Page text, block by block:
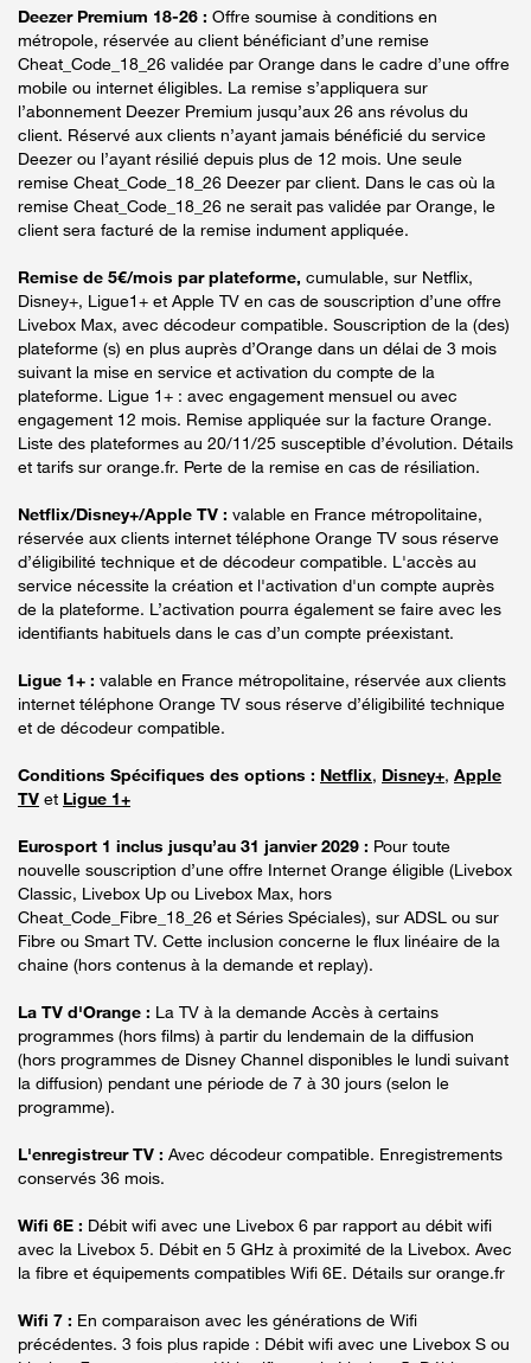
Deezer Premium 18-26 : Offre soumise à conditions en
métropole, réservée au client bénéficiant d’une remise
Cheat_Code_18_26 validée par Orange dans le cadre d’une offre
mobile ou internet éligibles. La remise s’appliquera sur
l’abonnement Deezer Premium jusqu’aux 26 ans révolus du
client. Réservé aux clients n’ayant jamais bénéficié du service
Deezer ou l’ayant résilié depuis plus de 12 mois. Une seule
remise Cheat_Code_18_26 Deezer par client. Dans le cas où la
remise Cheat_Code_18_26 ne serait pas validée par Orange, le
client sera facturé de la remise indument appliquée.
Remise de 5€/mois par plateforme, cumulable, sur Netflix,
Disney+, Ligue1+ et Apple TV en cas de souscription d’une offre
Livebox Max, avec décodeur compatible. Souscription de la (des)
plateforme (s) en plus auprès d’Orange dans un délai de 3 mois
suivant la mise en service et activation du compte de la
plateforme. Ligue 1+ : avec engagement mensuel ou avec
engagement 12 mois. Remise appliquée sur la facture Orange.
Liste des plateformes au 20/11/25 susceptible d’évolution. Détails
et tarifs sur orange.fr. Perte de la remise en cas de résiliation.
Netflix/Disney+/Apple TV : valable en France métropolitaine,
réservée aux clients internet téléphone Orange TV sous réserve
d’éligibilité technique et de décodeur compatible. L'accès au
service nécessite la création et l'activation d'un compte auprès
de la plateforme. L’activation pourra également se faire avec les
identifiants habituels dans le cas d’un compte préexistant.
Ligue 1+ : valable en France métropolitaine, réservée aux clients
internet téléphone Orange TV sous réserve d’éligibilité technique
et de décodeur compatible.
Conditions Spécifiques des options : Netflix, Disney+, Apple
TV et Ligue 1+
Eurosport 1 inclus jusqu’au 31 janvier 2029 : Pour toute
nouvelle souscription d’une offre Internet Orange éligible (Livebox
Classic, Livebox Up ou Livebox Max, hors
Cheat_Code_Fibre_18_26 et Séries Spéciales), sur ADSL ou sur
Fibre ou Smart TV. Cette inclusion concerne le flux linéaire de la
chaine (hors contenus à la demande et replay).
La TV d'Orange : La TV à la demande Accès à certains
programmes (hors films) à partir du lendemain de la diffusion
(hors programmes de Disney Channel disponibles le lundi suivant
la diffusion) pendant une période de 7 à 30 jours (selon le
programme).
L'enregistreur TV : Avec décodeur compatible. Enregistrements
conservés 36 mois.
Wifi 6E : Débit wifi avec une Livebox 6 par rapport au débit wifi
avec la Livebox 5. Débit en 5 GHz à proximité de la Livebox. Avec
la fibre et équipements compatibles Wifi 6E. Détails sur orange.fr
Wifi 7 : En comparaison avec les générations de Wifi
précédentes. 3 fois plus rapide : Débit wifi avec une Livebox S ou